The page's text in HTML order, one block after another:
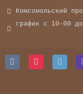
Комсомольский
график с 10-00